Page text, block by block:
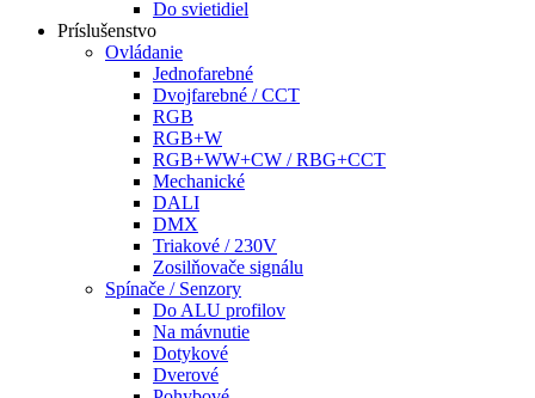
Do svietidiel
Príslušenstvo
Ovládanie
Jednofarebné
Dvojfarebné / CCT
RGB
RGB+W
RGB+WW+CW / RBG+CCT
Mechanické
DALI
DMX
Triakové / 230V
Zosilňovače signálu
Spínače / Senzory
Do ALU profilov
Na mávnutie
Dotykové
Dverové